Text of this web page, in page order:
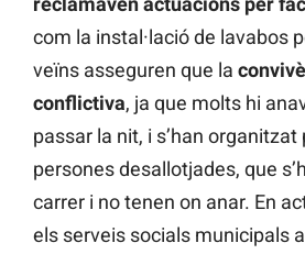
com la instal·lació de lavabos
veïns asseguren que la
conflictiva, ja que molts hi
passar la nit, i s’han
persones desallotjades, que
carrer i no tenen on anar. En
els serveis socials municipals